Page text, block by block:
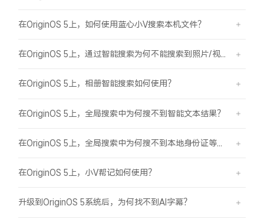
在OriginOS 5上，如何使用蓝心小V搜索本机文件？
在OriginOS 5上，相册智能搜索如何使用？
在OriginOS 5上，全局搜索中为何搜不到智能文本结果？
在OriginOS 5上，小V帮记如何使用？
升级到OriginOS 5系统后，为何找不到AI字幕？